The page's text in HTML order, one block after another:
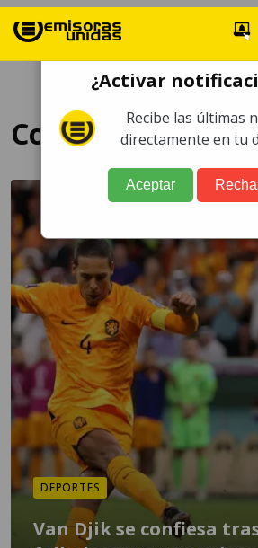
Copa del Mundi
DEPORTES
Van Djik se confiesa
¿Activar
Recibe las últimas
directamente en tu
Aceptar